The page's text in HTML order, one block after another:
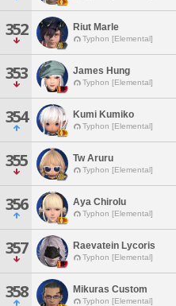
352 Riut Marle
Typhon [Elemental]
353 James Hung
Typhon [Elemental]
354 Kumi Kumiko
Typhon [Elemental]
355 Tw Aruru
Typhon [Elemental]
356 Aya Chirolu
Typhon [Elemental]
357 Raevatein Lycoris
Typhon [Elemental]
358 Mikuras Custom
Typhon [Elemental]